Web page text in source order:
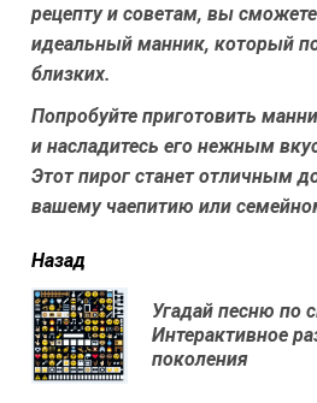
рецепту и советам, вы
идеальный манник, который
близких.
Попробуйте приготовить
и насладитесь его нежным
Этот пирог станет отличным
вашему чаепитию или
читать
еще
Назад
Угадай песню по
Интерактивное
поколения